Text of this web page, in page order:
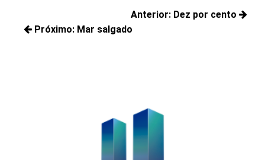
de
Anterior: Dez por cento
Próximo: Mar salgado